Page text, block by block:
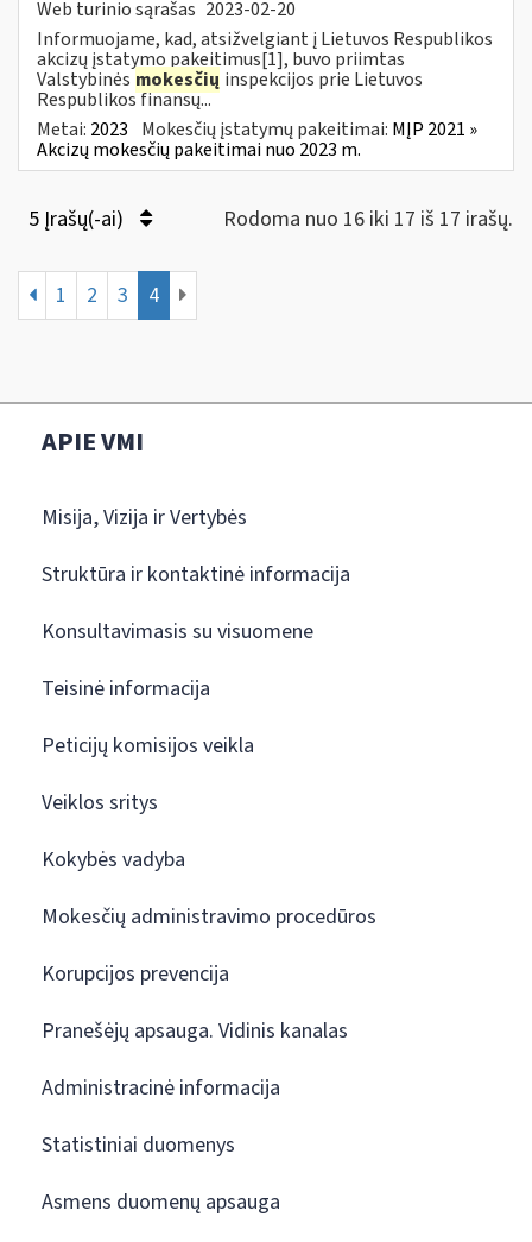
Web turinio sąrašas 2023-02-20
Informuojame, kad, atsižvelgiant į Lietuvos Respublikos
akcizų įstatymo pakeitimus[1], buvo priimtas
Valstybinės mokesčių inspekcijos prie Lietuvos
Respublikos finansų...
Metai: 2023 Mokesčių įstatymų pakeitimai: MĮP 2021 »
Akcizų mokesčių pakeitimai nuo 2023 m.
5 Įrašų(-ai) Rodoma nuo 16 iki 17 iš 17 irašų.
1 2 3 4
APIE VMI
Misija, Vizija ir Vertybės
Struktūra ir kontaktinė informacija
Konsultavimasis su visuomene
Teisinė informacija
Peticijų komisijos veikla
Veiklos sritys
Kokybės vadyba
Mokesčių administravimo procedūros
Korupcijos prevencija
Pranešėjų apsauga. Vidinis kanalas
Administracinė informacija
Statistiniai duomenys
Asmens duomenų apsauga